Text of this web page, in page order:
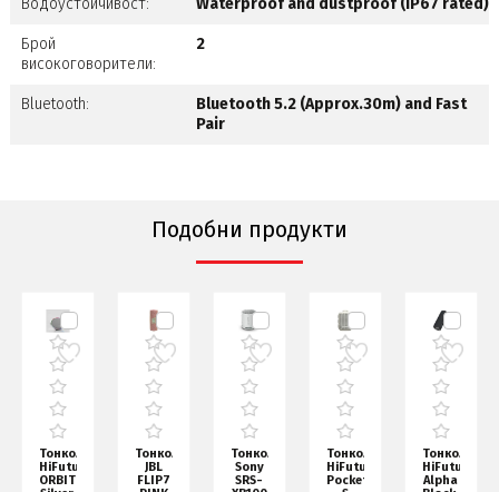
Водоустойчивост: Waterproof and dustproof (IP67 rated)
Брой
високоговорители:
2
Bluetooth:
Bluetooth 5.2 (Approx.30m) and Fast
Pair
Подобни продукти
Тонколони
HiFuture
ORBIT
Тонколони
JBL
FLIP7
Тонколони
Sony
SRS-
Тонколони
HiFuture
Pocket
Тонколони
HiFuture
Alpha